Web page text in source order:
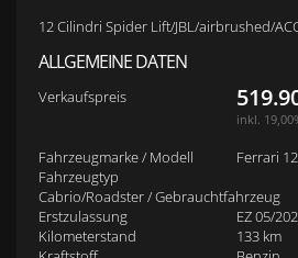
12 Cilindri Spider Lift/JBL/airbrushed/
ALLGEMEINE DATEN
Verkaufspreis
inkl.
Fahrzeugmarke / Modell
Ferrari
Fahrzeugtyp
Cabrio/Roadster / Gebrauchtfahrzeug
Erstzulassung
EZ 05/
Kilometerstand
133 km